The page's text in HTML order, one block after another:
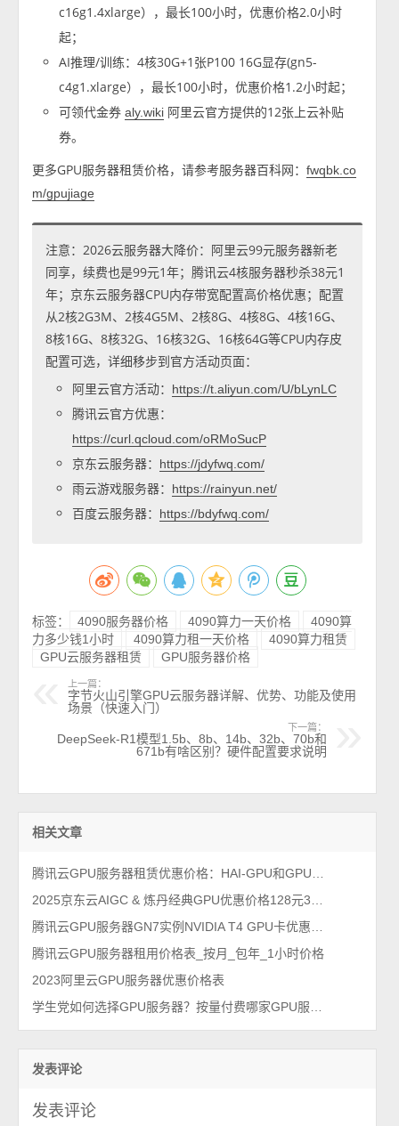
c16g1.4xlarge），最长100小时，优惠价格2.0小时
起；
AI推理/训练：4核30G+1张P100 16G显存(gn5-
c4g1.xlarge），最长100小时，优惠价格1.2小时起；
可领代金券aly.wiki 阿里云官方提供的12张上云补贴
券。
更多GPU服务器租赁价格，请参考服务器百科网：fwqbk.co
m/gpujiage
注意：2026云服务器大降价：阿里云99元服务器新老
同享，续费也是99元1年；腾讯云4核服务器秒杀38元1
年；京东云服务器CPU内存带宽配置高价格优惠；配置
从2核2G3M、2核4G5M、2核8G、4核8G、4核16G、
8核16G、8核32G、16核32G、16核64G等CPU内存皮
配置可选，详细移步到官方活动页面：
阿里云官方活动：
https://t.aliyun.com/U/bLynLC
腾讯云官方优惠：
https://curl.qcloud.com/oRMoSucP
京东云服务器： https://jdyfwq.com/
雨云游戏服务器： https://rainyun.net/
百度云服务器： https://bdyfwq.com/
标签： 4090服务器价格 4090算力一天价格
4090算
力多少钱1小时
4090算力租一天价格
4090算力租赁
GPU云服务器租赁
GPU服务器价格
上一篇：
字节火山引擎GPU云服务器详解、优势、功能及使用
场景（快速入门）
下一篇：
DeepSeek-R1模型1.5b、8b、14b、32b、70b和
671b有啥区别？硬件配置要求说明
相关文章
腾讯云GPU服务器租用价格表_按月_包年_1小时价格
2023阿里云GPU服务器优惠价格表
发表评论
发表评论